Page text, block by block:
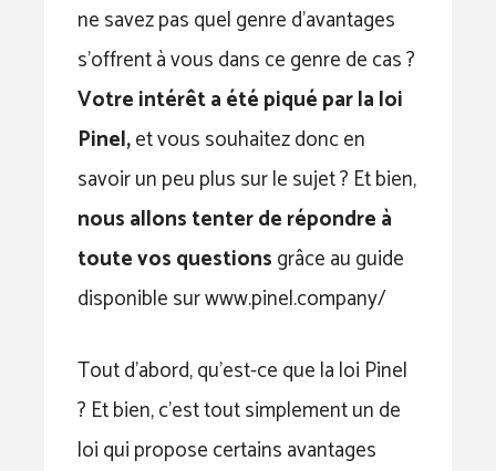
ne savez pas quel genre d’avantages
s’offrent à vous dans ce genre de cas ?
Votre intérêt a été piqué par la loi
Pinel,et vous souhaitez donc en
savoir un peu plus sur le sujet ? Et bien,
nous allons tenter de répondre à
toute vos questionsgrâce au guide
disponible sur www.pinel.company/
Tout d’abord, qu’est-ce que la loi Pinel
? Et bien, c’est tout simplement un de
loi qui propose certains avantages